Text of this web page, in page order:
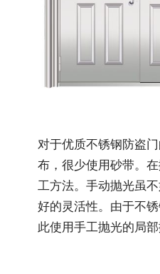
对于优质不锈钢防盗
布，很少使用砂带。
工方法。手动抛光虽
好的灵活性。由于不
此使用手工抛光的局部